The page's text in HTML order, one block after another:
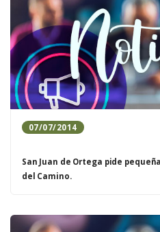
07/07/2014
San Juan de Ortega pide
del Camino.